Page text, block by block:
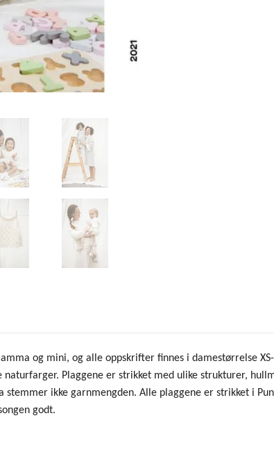
og mini, og alle oppskrifter finnes i damestørrelse
Plaggene er strikket med ulike strukturer,
stemmer ikke garnmengden. Alle plaggene er strikket i
godt.